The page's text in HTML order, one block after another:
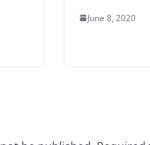
June 8, 2020